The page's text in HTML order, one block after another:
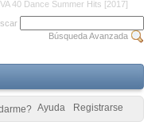
VA 40 Dance Summer Hits [2017]
Búsqueda Avanzada
Registrarse
Ayuda